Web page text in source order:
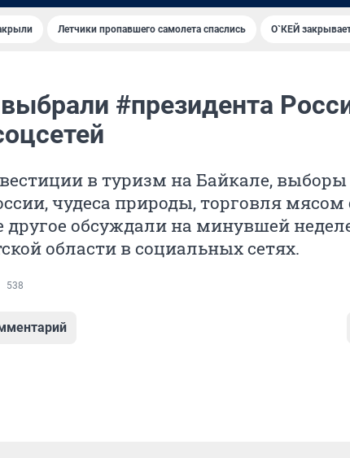
Летчики пропавшего самолета спаслись О`КЕЙ
#президента
в туризм на Байкале, выборы
чудеса природы, торговля мясом
другое обсуждали на минувшей
области в социальных сетях.
538